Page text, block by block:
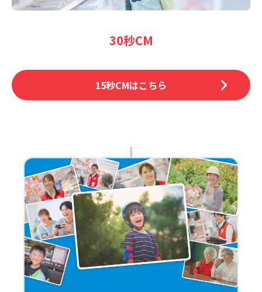
30秒CM
15秒CMはこちら